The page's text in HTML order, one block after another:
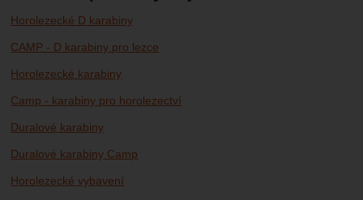
Horolezecké D karabiny
CAMP - D karabiny pro lezce
Horolezecké karabiny
Camp - karabiny pro horolezectví
Duralové karabiny
Duralové karabiny Camp
Horolezecké vybavení